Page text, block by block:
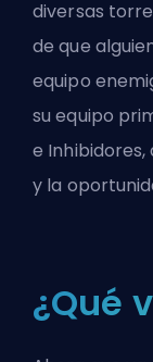
diversas
de que
equipo
su equipo
e
y la
¿Qué